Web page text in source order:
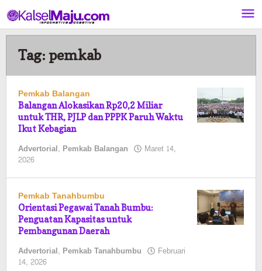
ke
konten
Tag: pemkab
Pemkab Balangan
Balangan Alokasikan Rp20,2 Miliar
untuk THR, PJLP dan PPPK Paruh Waktu
Ikut Kebagian
Advertorial, Pemkab Balangan Maret 14,
2026
Pemkab Tanahbumbu
Orientasi Pegawai Tanah Bumbu:
Penguatan Kapasitas untuk
Pembangunan Daerah
Advertorial, Pemkab Tanahbumbu Februari
14, 2026